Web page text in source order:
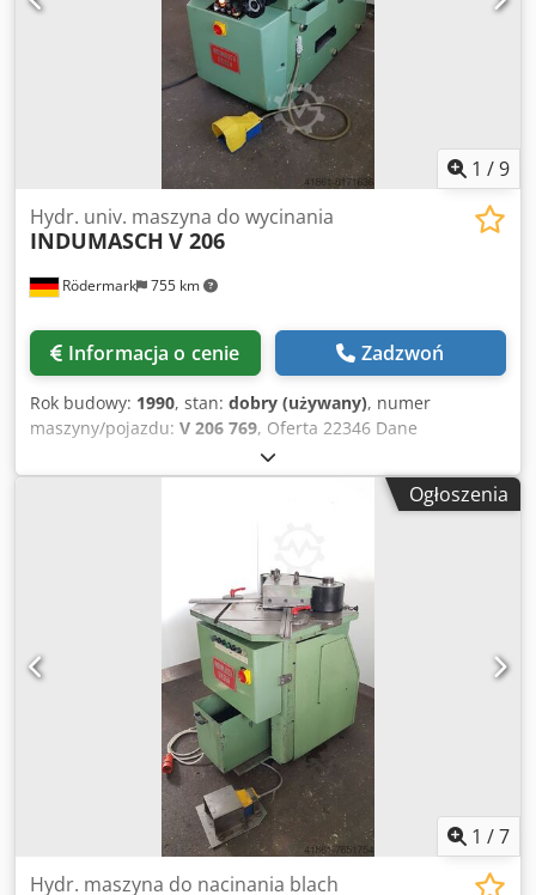
1 /9
Rödermark 755 km
Hydr. univ. maszyna do wycinania
INDUMASCH V 206
Informacja o cenie Zadzwoń
Rok budowy: 1990, stan: dobry (używany), numer
maszyny/pojazdu: V 206 769, Oferta 22346 Dane
techniczne: - Długość cięcia do 200 mm - Grubość cięcia -
stal do 6 mm - stal nierdzewna do 4 mm Dcsdpfxei Hpdyo
Afisk - bezstopniowa regulacja kąta cięcia 30 - 135 ° -
głębokości z podziałką wymiarową i regulacją kąta -
Wysokość stołu 860 mm - Napęd 400 V / 2,2 kW - E. -
Wyłącznik nożny - Zapotrzebowanie na miejsce ok. szer.
1000 x wys. 1650 x gł. 1700 mm - Waga ok. 1300 kg
Ogłoszenia
1 /7
Hydr. maszyna do nacinania blach